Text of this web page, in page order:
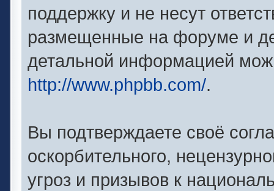
поддержку и не несут
размещенные на форуме и
детальной информацией
http://www.phpbb.com/.
Вы подтверждаете своё
оскорбительного,
угроз и призывов к